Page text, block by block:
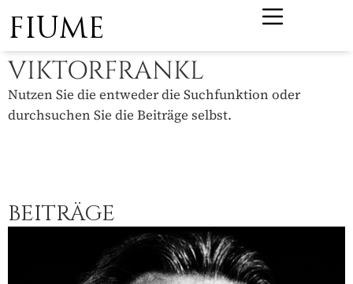
FIUME
VIKTORFRANKL
Nutzen Sie die entweder die Suchfunktion oder
durchsuchen Sie die Beiträge selbst.
BEITRÄGE